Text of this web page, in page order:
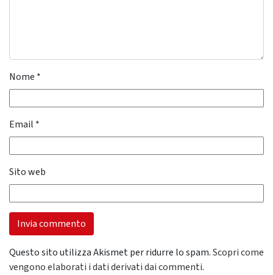
Nome *
Email *
Sito web
Questo sito utilizza Akismet per ridurre lo spam.Scopri come
vengono elaborati i dati derivati dai commenti.